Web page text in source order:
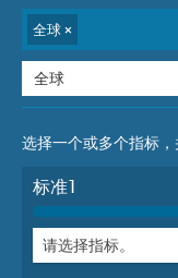
全球×
选择一个或多个指标
标准1
请选择指标。